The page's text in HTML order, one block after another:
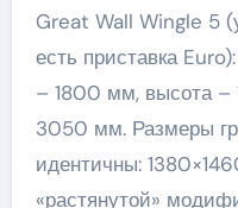
Great Wall Wingle 5
есть приставка
– 1800 мм, высота –
3050 мм. Размеры
идентичны:
«растянутой»